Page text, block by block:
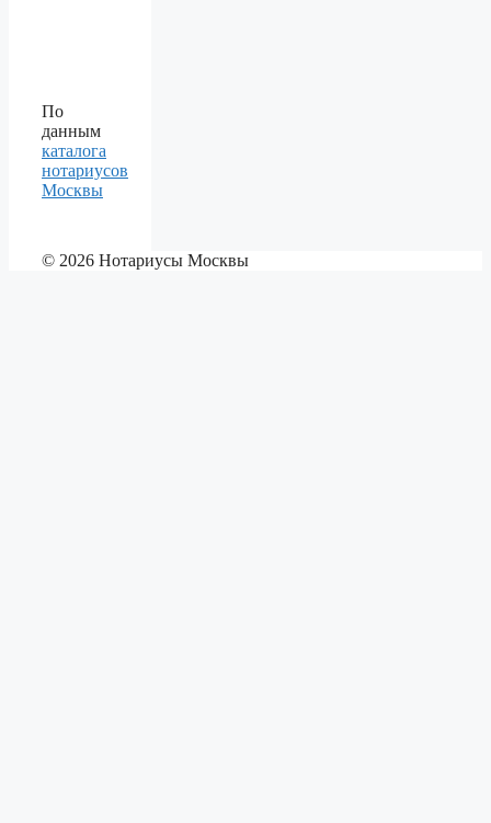
По
данным
каталога
нотариусов
Москвы
© 2026 Нотариусы Москвы